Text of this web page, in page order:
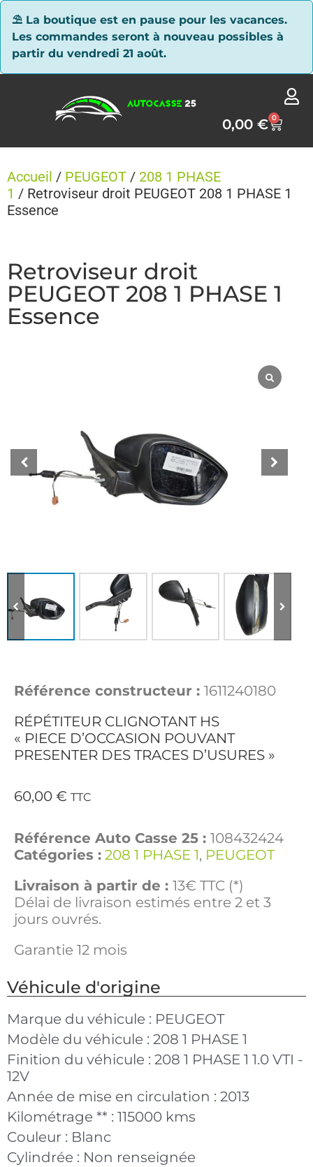
⛱ La boutique est en pause pour les vacances.
Les commandes seront à nouveau possibles à
partir du vendredi 21 août.
0,00€ 0
Accueil / PEUGEOT / 208 1 PHASE
1 / Retroviseur droit PEUGEOT 208 1 PHASE 1
Essence
Retroviseur droit
PEUGEOT 208 1 PHASE 1
Essence
Référence constructeur : 1611240180
RÉPÉTITEUR CLIGNOTANT HS
« PIECE D’OCCASION POUVANT
PRESENTER DES TRACES D’USURES »
60,00 € TTC
Référence Auto Casse 25 : 108432424
Catégories : 208 1 PHASE 1, PEUGEOT
Livraison à partir de : 13€ TTC (*)
Délai de livraison estimés entre 2 et 3
jours ouvrés.
Garantie 12 mois
Véhicule d'origine
Marque du véhicule : PEUGEOT
Modèle du véhicule : 208 1 PHASE 1
Finition du véhicule : 208 1 PHASE 1 1.0 VTI -
12V
Année de mise en circulation : 2013
Kilométrage ** : 115000 kms
Couleur : Blanc
Cylindrée : Non renseignée
Panneau de gestion des cookies